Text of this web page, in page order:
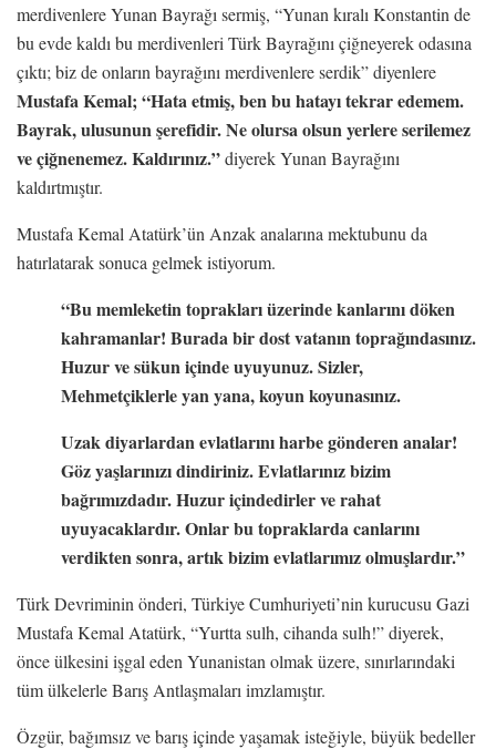
merdivenlere Yunan Bayrağı sermiş, “Yunan kıralı Konstantin de
bu evde kaldı bu merdivenleri Türk Bayrağını çiğneyerek odasına
çıktı; biz de onların bayrağını merdivenlere serdik” diyenlere
Mustafa Kemal; “Hata etmiş, ben bu hatayı tekrar edemem.
Bayrak, ulusunun şerefidir. Ne olursa olsun yerlere serilemez
ve çiğnenemez. Kaldırınız.”diyerek Yunan Bayrağını
kaldırtmıştır.
Mustafa Kemal Atatürk’ün Anzak analarına mektubunu da
hatırlatarak sonuca gelmek istiyorum.
“Bu memleketin toprakları üzerinde kanlarını döken
kahramanlar! Burada bir dost vatanın toprağındasınız.
Huzur ve sükun içinde uyuyunuz. Sizler,
Mehmetçiklerle yan yana, koyun koyunasınız.
Uzak diyarlardan evlatlarını harbe gönderen analar!
Göz yaşlarınızı dindiriniz. Evlatlarınız bizim
bağrımızdadır. Huzur içindedirler ve rahat
uyuyacaklardır. Onlar bu topraklarda canlarını
verdikten sonra, artık bizim evlatlarımız olmuşlardır.”
Türk Devriminin önderi, Türkiye Cumhuriyeti’nin kurucusu Gazi
Mustafa Kemal Atatürk, “Yurtta sulh, cihanda sulh!” diyerek,
önce ülkesini işgal eden Yunanistan olmak üzere, sınırlarındaki
tüm ülkelerle Barış Antlaşmaları imzlamıştır.
Özgür, bağımsız ve barış içinde yaşamak isteğiyle, büyük bedeller